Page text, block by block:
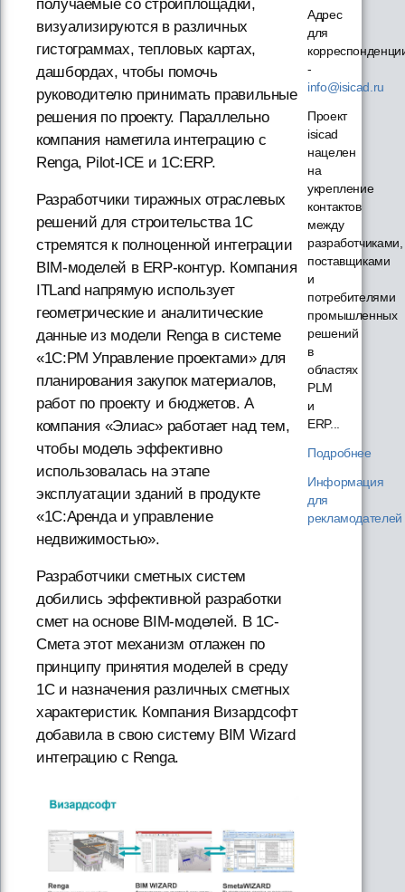
получаемые со стройплощадки,
визуализируются в различных
гистограммах, тепловых картах,
дашбордах, чтобы помочь
руководителю принимать правильные
решения по проекту. Параллельно
компания наметила интеграцию с
Renga, Pilot-ICE и 1С:ERP.
Разработчики тиражных отраслевых
решений для строительства 1С
стремятся к полноценной интеграции
BIM-моделей в ERP-контур. Компания
ITLand напрямую использует
геометрические и аналитические
данные из модели Renga в системе
«1С:PM Управление проектами» для
планирования закупок материалов,
работ по проекту и бюджетов. А
компания «Элиас» работает над тем,
чтобы модель эффективно
использовалась на этапе
эксплуатации зданий в продукте
«1С:Аренда и управление
недвижимостью».
Разработчики сметных систем
добились эффективной разработки
смет на основе BIM-моделей. В 1С-
Смета этот механизм отлажен по
принципу принятия моделей в среду
1С и назначения различных сметных
характеристик. Компания Визардсофт
добавила в свою систему BIM Wizard
интеграцию c Renga.
Адрес
для
-
info@isicad.ru
Проект
isicad
нацелен
на
укрепление
контактов
между
разработчиками,
поставщиками
и
потребителями
промышленных
решений
в
областях
PLM
и
ERP...
Подробнее
Информация
для
рекламодателей